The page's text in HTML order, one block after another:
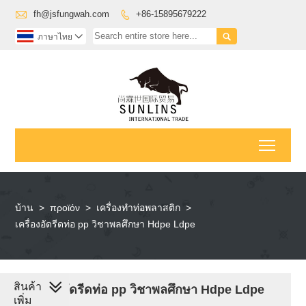
 fh@jsfungwah.com  +86-15895679222

ภาษาไทย 
บ้าน > προϊόν > เครื่องทำท่อพลาสติก >
เครื่องอัดรีดท่อ pp วิชาพลศึกษา Hdpe Ldpe
เครื่องอัดรีดท่อ pp วิชาพลศึกษา Hdpe Ldpe
สินค้า
เพิ่ม